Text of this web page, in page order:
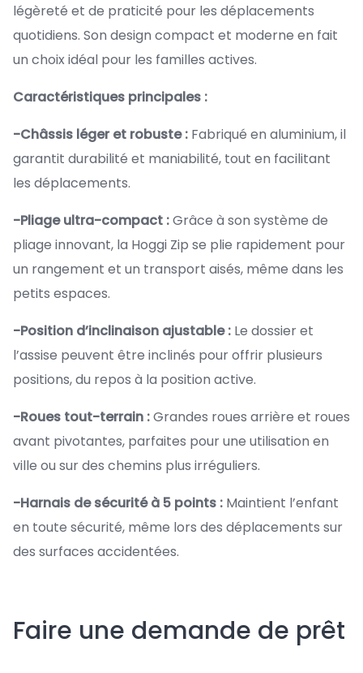
légèreté et de praticité pour les déplacements
quotidiens. Son design compact et moderne en fait
un choix idéal pour les familles actives.
Caractéristiques principales :
-Châssis léger et robuste : Fabriqué en aluminium, il
garantit durabilité et maniabilité, tout en facilitant
les déplacements.
-Pliage ultra-compact :Grâce à son système de
pliage innovant, la Hoggi Zip se plie rapidement pour
un rangement et un transport aisés, même dans les
petits espaces.
-Position d’inclinaison ajustable : Le dossier et
l’assise peuvent être inclinés pour offrir plusieurs
positions, du repos à la position active.
-Roues tout-terrain :Grandes roues arrière et roues
avant pivotantes, parfaites pour une utilisation en
ville ou sur des chemins plus irréguliers.
-Harnais de sécurité à 5 points : Maintient l’enfant
en toute sécurité, même lors des déplacements sur
des surfaces accidentées.
Faire une demande de prêt